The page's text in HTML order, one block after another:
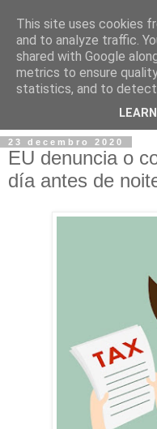
23 decembro 2020
EU denuncia o
día antes de
This site uses cookies
and to analyze traffic.
shared with Google
metrics to ensure
statistics, and to detect